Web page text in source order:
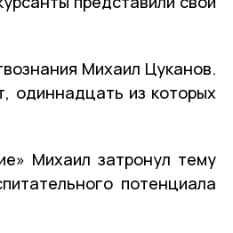
Михаил Цуканов.
одиннадцать из которых
Михаил затронул тему
потенциала